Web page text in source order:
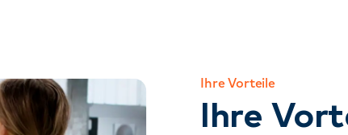
Ihre Vorteile
Ihre